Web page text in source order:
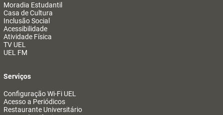
Moradia Estudantil
Casa de Cultura
Inclusão Social
Acessibilidade
Atividade Física
TV UEL
UEL FM
Serviços
Configuração Wi-Fi UEL
Acesso a Periódicos
Restaurante Universitário